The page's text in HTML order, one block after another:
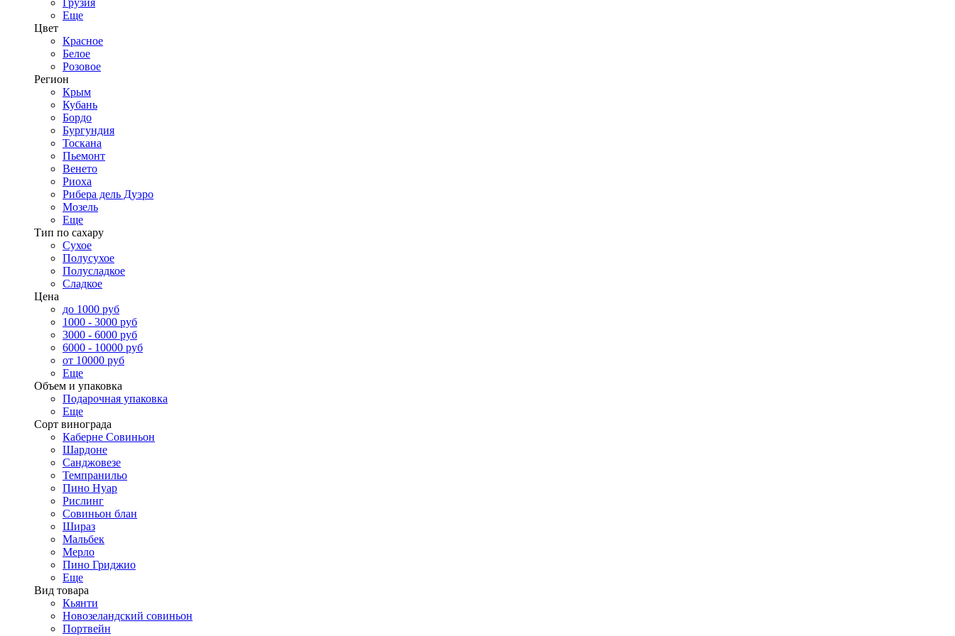
Грузия
Еще
Цвет
Красное
Белое
Розовое
Регион
Крым
Кубань
Бордо
Бургундия
Тоскана
Пьемонт
Венето
Риоха
Рибера дель Дуэро
Мозель
Еще
Тип по сахару
Сухое
Полусухое
Полусладкое
Сладкое
Цена
до 1000 руб
1000 - 3000 руб
3000 - 6000 руб
6000 - 10000 руб
от 10000 руб
Еще
Объем и упаковка
Подарочная упаковка
Еще
Сорт винограда
Каберне Совиньон
Шардоне
Санджовезе
Темпранильо
Пино Нуар
Рислинг
Совиньон блан
Шираз
Мальбек
Мерло
Пино Гриджио
Еще
Вид товара
Кьянти
Новозеландский совиньон
Портвейн